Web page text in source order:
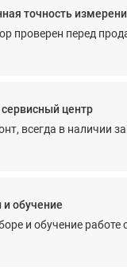
точность
проверен перед
центр
всегда в наличии
и обучение
и обучение работе